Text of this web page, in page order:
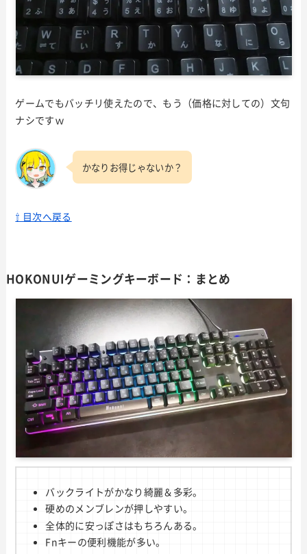
ゲームでもバッチリ使えたので、もう（価格に対しての）文句
ナシですｗ
かなりお得じゃないか？
⇧ 目次へ戻る
HOKONUIゲーミングキーボード：まとめ
バックライトがかなり綺麗＆多彩。
硬めのメンブレンが押しやすい。
全体的に安っぽさはもちろんある。
Fnキーの便利機能が多い。